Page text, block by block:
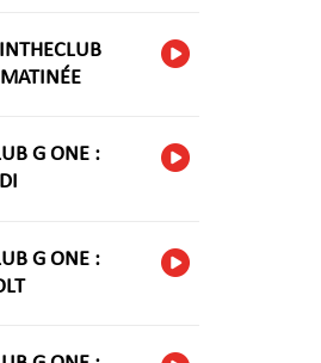
G ONE :
G ONE :